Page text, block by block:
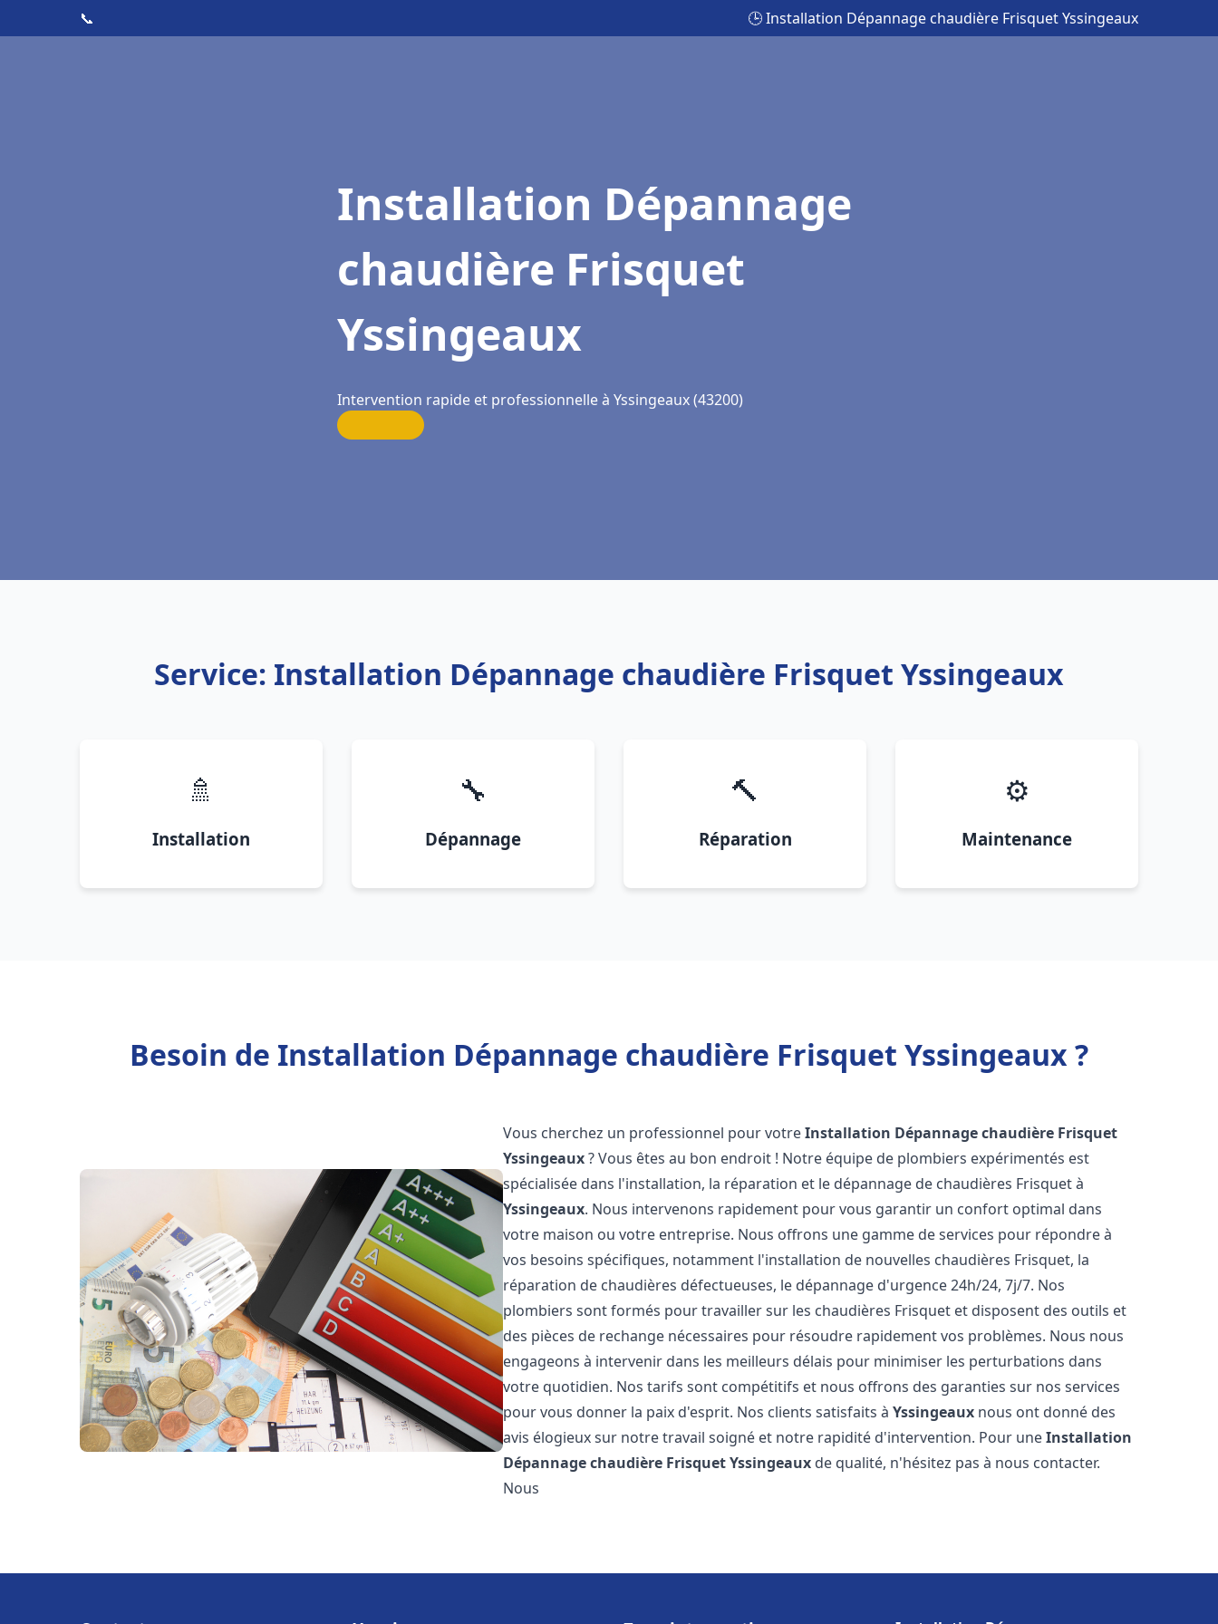
📞 🕒 Installation Dépannage chaudière Frisquet Yssingeaux
Installation Dépannage
chaudière Frisquet
Yssingeaux
Intervention rapide et professionnelle à Yssingeaux (43200)
Service: Installation Dépannage chaudière Frisquet Yssingeaux
🚿
Installation
🔧
Dépannage
🔨
Réparation
⚙️
Maintenance
Besoin de Installation Dépannage chaudière Frisquet Yssingeaux ?
Vous cherchez un professionnel pour votreInstallation Dépannage chaudière Frisquet
Yssingeaux? Vous êtes au bon endroit ! Notre équipe de plombiers expérimentés est
spécialisée dans l'installation, la réparation et le dépannage de chaudières Frisquet à
Yssingeaux. Nous intervenons rapidement pour vous garantir un confort optimal dans
votre maison ou votre entreprise. Nous offrons une gamme de services pour répondre à
vos besoins spécifiques, notamment l'installation de nouvelles chaudières Frisquet, la
réparation de chaudières défectueuses, le dépannage d'urgence 24h/24, 7j/7. Nos
plombiers sont formés pour travailler sur les chaudières Frisquet et disposent des outils et
des pièces de rechange nécessaires pour résoudre rapidement vos problèmes. Nous nous
engageons à intervenir dans les meilleurs délais pour minimiser les perturbations dans
votre quotidien. Nos tarifs sont compétitifs et nous offrons des garanties sur nos services
pour vous donner la paix d'esprit. Nos clients satisfaits àYssingeaux nous ont donné des
avis élogieux sur notre travail soigné et notre rapidité d'intervention. Pour uneInstallation
Dépannage chaudière FrisquetYssingeaux de qualité, n'hésitez pas à nous contacter.
Nous